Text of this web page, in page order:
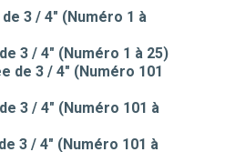
3 / 4" (Numéro 1 à
3 / 4" (Numéro 1 à 25)
de 3 / 4" (Numéro 101
3 / 4" (Numéro 101 à
3 / 4" (Numéro 101 à